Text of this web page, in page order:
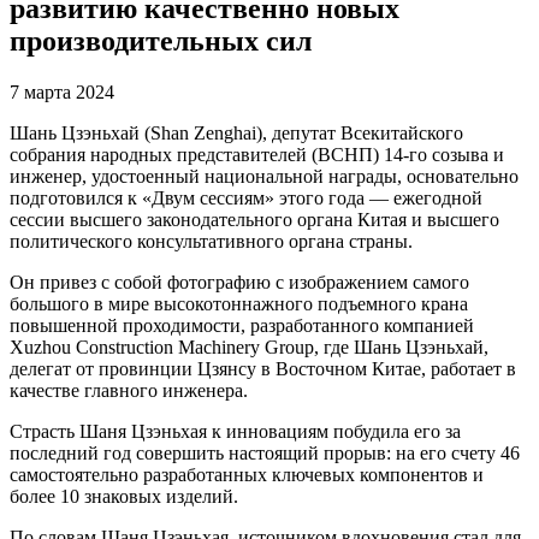
развитию качественно новых
производительных сил
7 марта 2024
Шань Цзэньхай (Shan Zenghai), депутат Всекитайского
собрания народных представителей (ВСНП) 14-го созыва и
инженер, удостоенный национальной награды, основательно
подготовился к «Двум сессиям» этого года — ежегодной
сессии высшего законодательного органа Китая и высшего
политического консультативного органа страны.
Он привез с собой фотографию с изображением самого
большого в мире высокотоннажного подъемного крана
повышенной проходимости, разработанного компанией
Xuzhou Construction Machinery Group, где Шань Цзэньхай,
делегат от провинции Цзянсу в Восточном Китае, работает в
качестве главного инженера.
Страсть Шаня Цзэньхая к инновациям побудила его за
последний год совершить настоящий прорыв: на его счету 46
самостоятельно разработанных ключевых компонентов и
более 10 знаковых изделий.